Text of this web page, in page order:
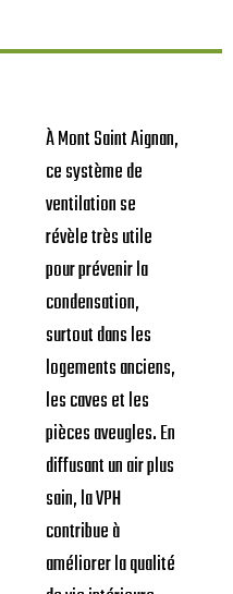
À Mont Saint Aignan,
ce système de
ventilation se
révèle très utile
pour prévenir la
condensation,
surtout dans les
logements anciens,
les caves et les
pièces aveugles. En
diffusant un air plus
sain, la VPH
contribue à
améliorer la qualité